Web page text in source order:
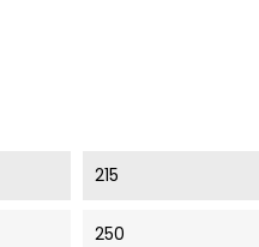
215
250